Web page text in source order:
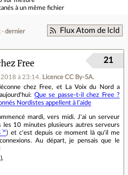
à un même fichier
Flux Atom de lcld
dernier
Free
2018 à 23:14. Licence CC By‑SA.
21
chez Free, et La Voix du Nord a
Que se passe-t-il chez Free ?
Nordistes appellent à l’aide
mardi, vers midi. J'ai un serveur
10 minutes plusieurs autres serveurs
) et c'est depuis ce moment là qu'il me
Au départ, je pensais que le
).